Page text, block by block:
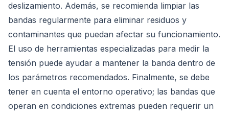
deslizamiento. Además, se recomienda limpiar las
bandas regularmente para eliminar residuos y
contaminantes que puedan afectar su funcionamiento.
El uso de herramientas especializadas para medir la
tensión puede ayudar a mantener la banda dentro de
los parámetros recomendados. Finalmente, se debe
tener en cuenta el entorno operativo; las bandas que
operan en condiciones extremas pueden requerir un